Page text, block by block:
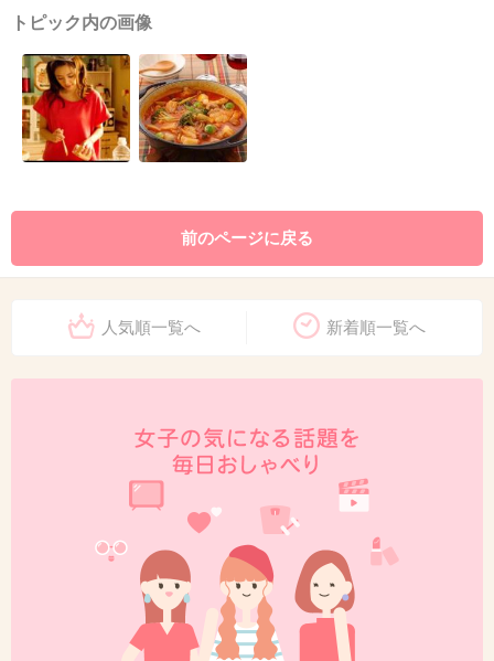
トピック内の画像
前のページに戻る
人気順一覧へ 新着順一覧へ